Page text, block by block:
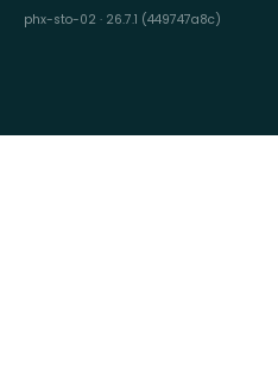
phx-sto-02 · 26.7.1 (449747a8c)